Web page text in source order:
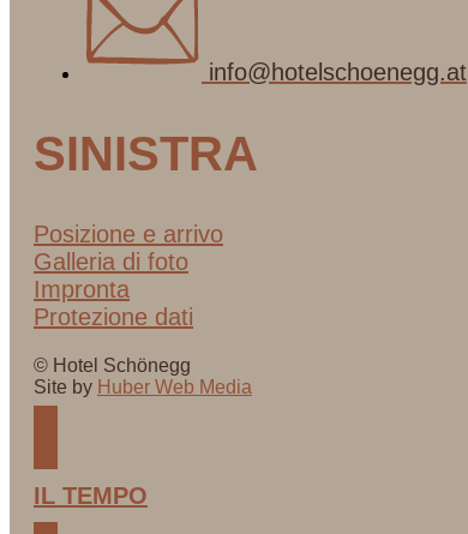
info@hotelschoenegg.at
SINISTRA
Posizione e arrivo
Galleria di foto
Impronta
Protezione dati
© Hotel Schönegg
Site by Huber Web Media
IL TEMPO